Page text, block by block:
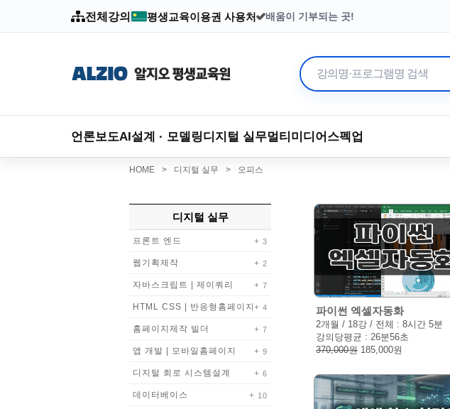
전체강의 평생교육이용권 사용처
배움이 기부되는 곳!
2003년부터 이어온 수강료 기부
언론보도AI설계 · 모델링디지털 실무멀티미디어 스펙업
HOME > 디지털 실무 > 오피스
디지털 실무
프론트 엔드 3
웹기획제작 2
자바스크립트 | 제이쿼리 7
HTML CSS | 반응형홈페이지 4
홈페이지제작 빌더 7
앱 개발 | 모바일홈페이지 9
디지털 회로 시스템설계 6
데이터베이스 10
파이썬 엑셀자동화
2개월 / 18강 / 전체 : 8시간 5분
강의당평균 : 26분56초
370,000원 185,000원